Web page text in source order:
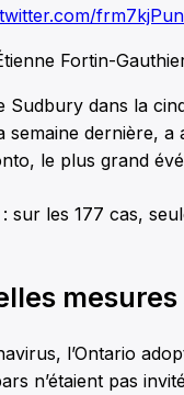
Fortin-
Sudbury dans la
semaine dernière, a
le plus grand
sur les 177 cas,
l’Ontario
n’étaient pas